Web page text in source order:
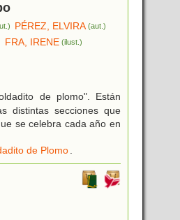
PÉREZ, ELVIRA (aut.)
FRA, IRENE (ilust.)
de plomo". Están
distintas secciones que
se celebra cada año en
de Plomo.